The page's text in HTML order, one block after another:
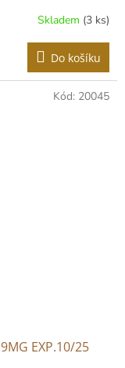
Skladem (3 ks)
Do košíku
EXP.10/25
Kód: 20045